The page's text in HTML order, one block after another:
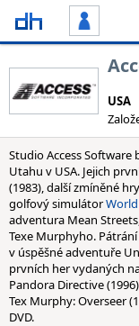
USA
Studio Access Software
Utahu v USA. Jejich
(1983), další zmíněné
golfový simulátor
adventura Mean
Texe Murphyho.
v úspěšné adventuře
prvních her vydaných
Pandora Directive
Tex Murphy: Overseer
DVD.